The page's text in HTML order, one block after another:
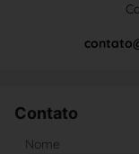
Contato
Nome